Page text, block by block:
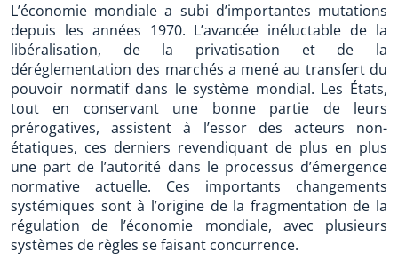
L’économie mondiale a subi d’importantes mutations
depuis les années 1970. L’avancée inéluctable de la
libéralisation, de la privatisation et de la
déréglementation des marchés a mené au transfert du
pouvoir normatif dans le système mondial. Les États,
tout en conservant une bonne partie de leurs
prérogatives, assistent à l’essor des acteurs non-
étatiques, ces derniers revendiquant de plus en plus
une part de l’autorité dans le processus d’émergence
normative actuelle. Ces importants changements
systémiques sont à l’origine de la fragmentation de la
régulation de l’économie mondiale, avec plusieurs
systèmes de règles se faisant concurrence.